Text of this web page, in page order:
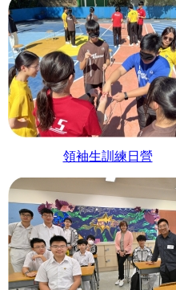
領袖生訓練日營